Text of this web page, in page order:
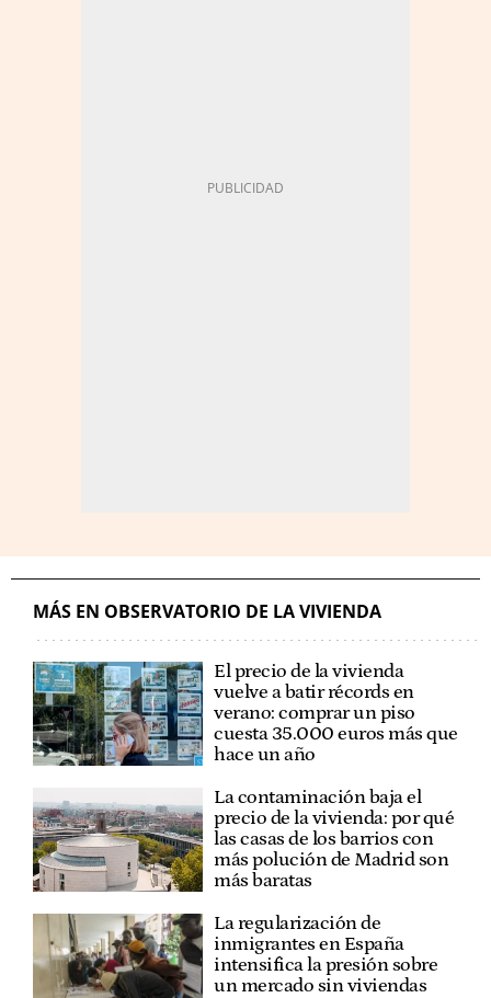
MÁS EN OBSERVATORIO DE LA VIVIENDA
El precio de la vivienda
vuelve a batir récords en
verano: comprar un piso
cuesta 35.000 euros más que
hace un año
La contaminación baja el
precio de la vivienda: por qué
las casas de los barrios con
más polución de Madrid son
más baratas
La regularización de
inmigrantes en España
intensifica la presión sobre
un mercado sin viviendas